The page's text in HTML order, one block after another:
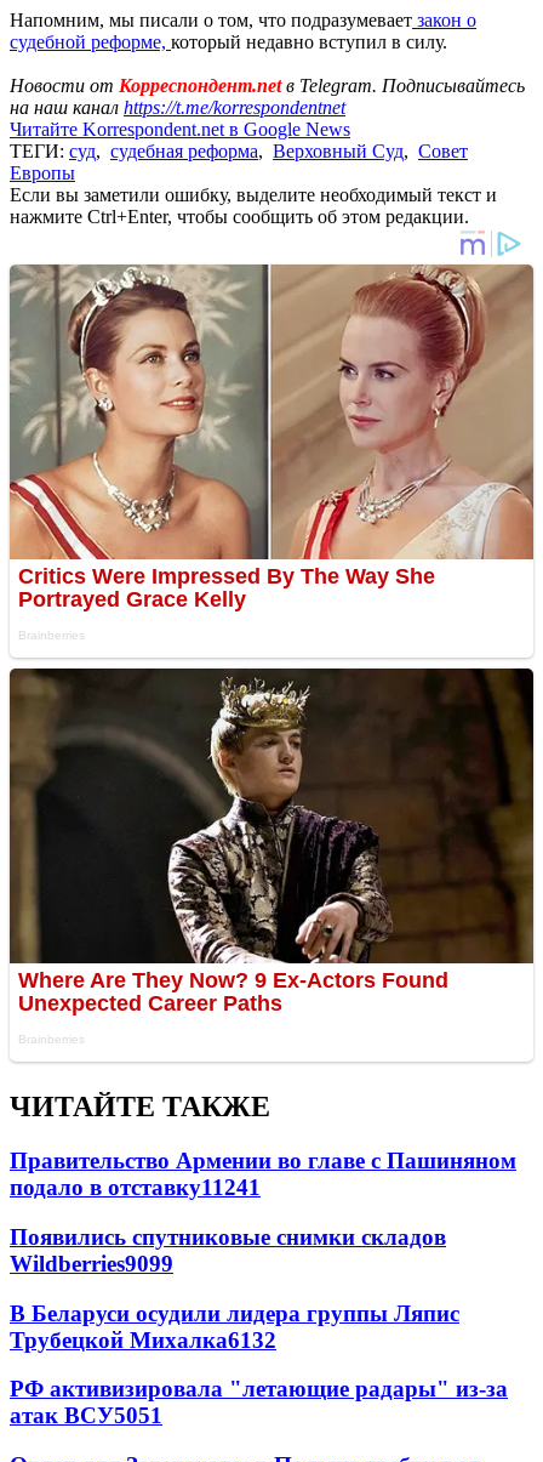
Напомним, мы писали о том, что подразумевает закон о
судебной реформе, который недавно вступил в силу.
Новости от Корреспондент.netв Telegram. Подписывайтесь
на наш канал https://t.me/korrespondentnet
Читайте Korrespondent.net в Google News
ТЕГИ: суд, судебная реформа, Верховный Суд, Совет
Европы
Если вы заметили ошибку, выделите необходимый текст и
нажмите Ctrl+Enter, чтобы сообщить об этом редакции.
ЧИТАЙТЕ ТАКЖЕ
Правительство Армении во главе с Пашиняном
подало в отставку11241
Появились спутниковые снимки складов
Wildberries9099
В Беларуси осудили лидера группы Ляпис
Трубецкой Михалка6132
РФ активизировала "летающие радары" из-за
атак ВСУ5051